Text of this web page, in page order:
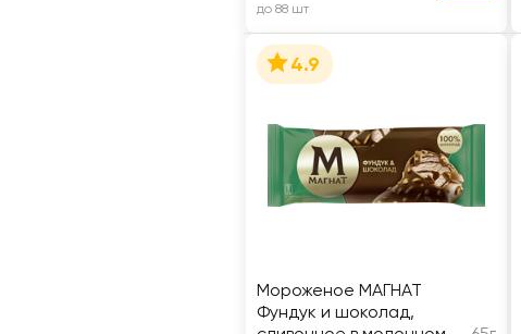
до 88 шт
4.9
Мороженое МАГНАТ
Фундук и шоколад,